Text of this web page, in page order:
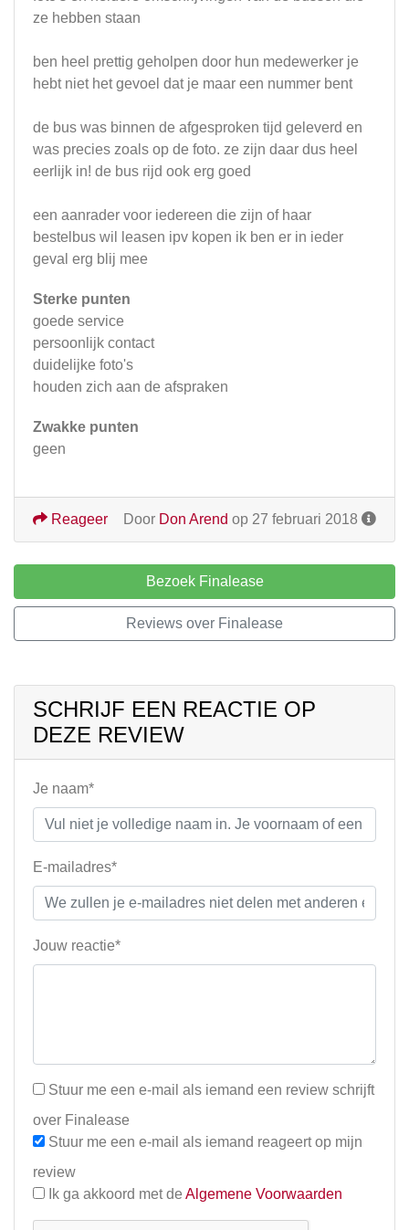
ze hebben staan
ben heel prettig geholpen door hun medewerker je
hebt niet het gevoel dat je maar een nummer bent
de bus was binnen de afgesproken tijd geleverd en
was precies zoals op de foto. ze zijn daar dus heel
eerlijk in! de bus rijd ook erg goed
een aanrader voor iedereen die zijn of haar
bestelbus wil leasen ipv kopen ik ben er in ieder
geval erg blij mee
Sterke punten
goede service
persoonlijk contact
duidelijke foto's
houden zich aan de afspraken
Zwakke punten
geen
Door Don Arend op 27 februari 2018
Reageer
Bezoek Finalease
Reviews over Finalease
SCHRIJF EEN REACTIE OP
DEZE REVIEW
Je naam*
E-mailadres*
Jouw reactie*
Stuur me een e-mail als iemand een review schrijft
over Finalease
Stuur me een e-mail als iemand reageert op mijn
review
Ik ga akkoord met de Algemene Voorwaarden